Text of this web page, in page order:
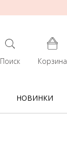
Поиск Корзина
НОВИНКИ